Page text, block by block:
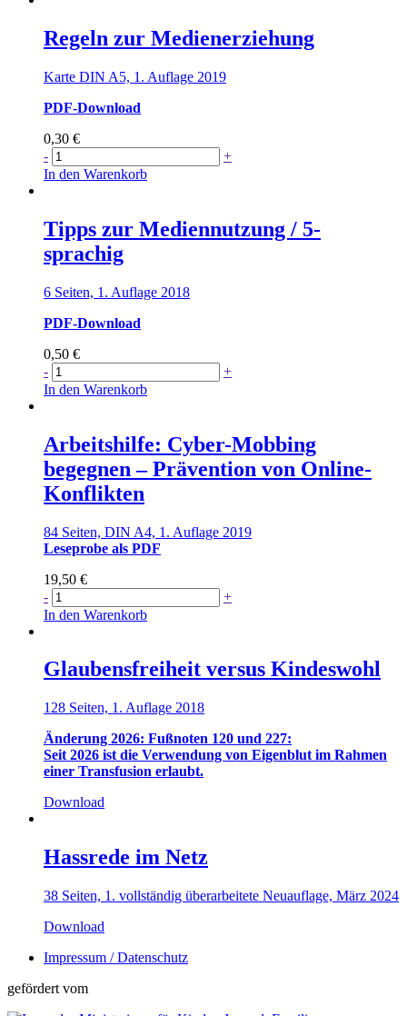
Regeln zur Medienerziehung
Karte DIN A5, 1. Auflage 2019
PDF-Download
0,30 €
- Regeln
zur
+
In den Warenkorb
Tipps zur Mediennutzung / 5-
sprachig
6 Seiten, 1. Auflage 2018
PDF-Download
0,50 €
- Tipps
zur
5-
sprachig
Menge
+
In den Warenkorb
Arbeitshilfe: Cyber-Mobbing
begegnen – Prävention von Online-
Konflikten
84 Seiten, DIN A4, 1. Auflage 2019
Leseprobe als PDF
19,50 €
- Arbeitshilfe:
Cyber-
–
Prävention
Online-
Menge
+
In den Warenkorb
Glaubensfreiheit versus Kindeswohl
128 Seiten, 1. Auflage 2018
Änderung 2026: Fußnoten 120 und 227:
Seit 2026 ist die Verwendung von Eigenblut im Rahmen
einer Transfusion erlaubt.
Download
Hassrede im Netz
38 Seiten, 1. vollständig überarbeitete Neuauflage, März 2024
Download
Impressum / Datenschutz
gefördert vom